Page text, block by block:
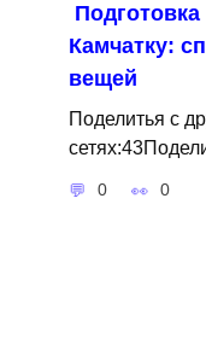
Камчатку:
вещей
Поделитья с
0 0